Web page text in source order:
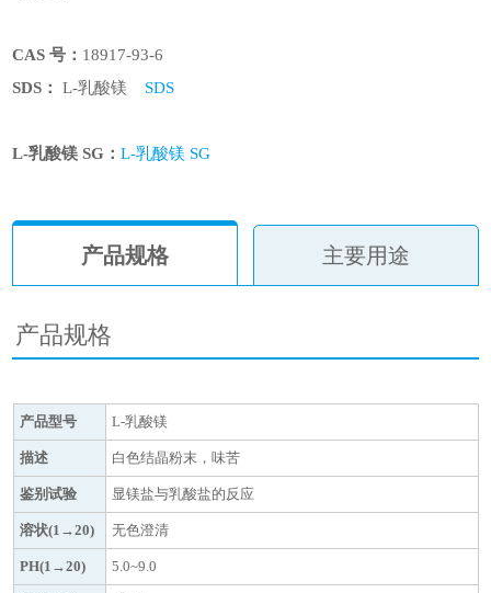
CAS 号： 18917-93-6
SDS：
L-乳酸镁 SDS
L-乳酸镁 SG：L-乳酸镁 SG
产品规格 主要用途
产品规格
产品型号 L-乳酸镁
描述 白色结晶粉末，味苦
鉴别试验 显镁盐与乳酸盐的反应
溶状(1→20) 无色澄清
PH(1→20) 5.0~9.0